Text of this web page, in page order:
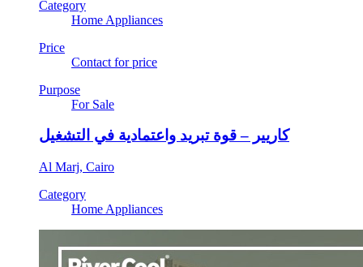
Category
Home Appliances
Price
Contact for price
Purpose
For Sale
كاريير – قوة تبريد واعتمادية في التشغيل
Al Marj, Cairo
Category
Home Appliances